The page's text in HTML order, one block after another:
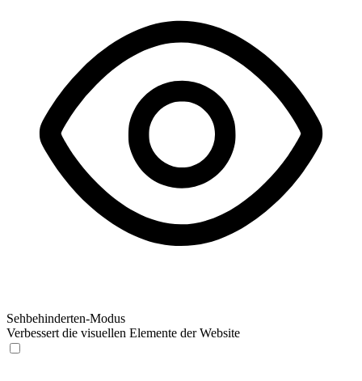
Sehbehinderten-Modus
Verbessert die visuellen Elemente der Website